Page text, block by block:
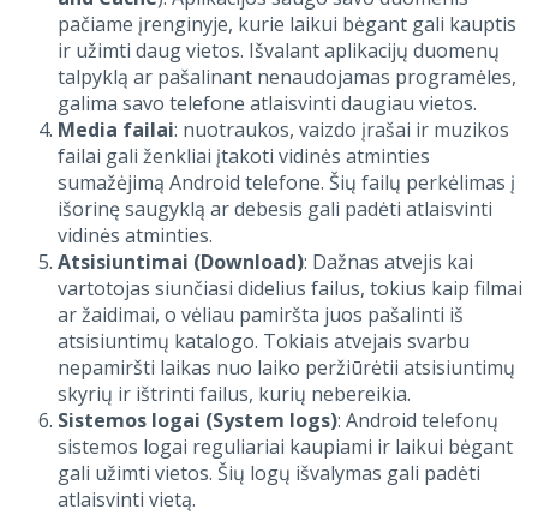
pačiame įrenginyje, kurie laikui bėgant gali kauptis
ir užimti daug vietos. Išvalant aplikacijų duomenų
talpyklą ar pašalinant nenaudojamas programėles,
galima savo telefone atlaisvinti daugiau vietos.
Media failai: nuotraukos, vaizdo įrašai ir muzikos
failai gali ženkliai įtakoti vidinės atminties
sumažėjimą Android telefone. Šių failų perkėlimas į
išorinę saugyklą ar debesis gali padėti atlaisvinti
vidinės atminties.
Atsisiuntimai (Download): Dažnas atvejis kai
vartotojas siunčiasi didelius failus, tokius kaip filmai
ar žaidimai, o vėliau pamiršta juos pašalinti iš
atsisiuntimų katalogo. Tokiais atvejais svarbu
nepamiršti laikas nuo laiko peržiūrėtii atsisiuntimų
skyrių ir ištrinti failus, kurių nebereikia.
Sistemos logai (System logs): Android telefonų
sistemos logai reguliariai kaupiami ir laikui bėgant
gali užimti vietos. Šių logų išvalymas gali padėti
atlaisvinti vietą.